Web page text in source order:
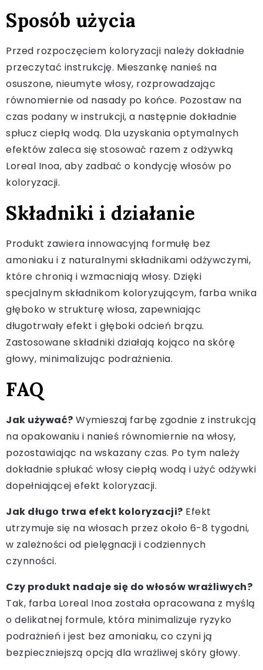
Sposób użycia
Przed rozpoczęciem koloryzacji należy dokładnie
przeczytać instrukcję. Mieszankę nanieś na
osuszone, nieumyte włosy, rozprowadzając
równomiernie od nasady po końce. Pozostaw na
czas podany w instrukcji, a następnie dokładnie
spłucz ciepłą wodą. Dla uzyskania optymalnych
efektów zaleca się stosować razem z odżywką
Loreal Inoa, aby zadbać o kondycję włosów po
koloryzacji.
Składniki i działanie
Produkt zawiera innowacyjną formułę bez
amoniaku i z naturalnymi składnikami odżywczymi,
które chronią i wzmacniają włosy. Dzięki
specjalnym składnikom koloryzującym, farba wnika
głęboko w strukturę włosa, zapewniając
długotrwały efekt i głęboki odcień brązu.
Zastosowane składniki działają kojąco na skórę
głowy, minimalizując podrażnienia.
FAQ
Jak używać? Wymieszaj farbę zgodnie z instrukcją
na opakowaniu i nanieś równomiernie na włosy,
pozostawiając na wskazany czas. Po tym należy
dokładnie spłukać włosy ciepłą wodą i użyć odżywki
dopełniającej efekt koloryzacji.
Jak długo trwa efekt koloryzacji? Efekt
utrzymuje się na włosach przez około 6-8 tygodni,
w zależności od pielęgnacji i codziennych
czynności.
Czy produkt nadaje się do włosów wrażliwych?
Tak, farba Loreal Inoa została opracowana z myślą
o delikatnej formule, która minimalizuje ryzyko
podrażnień i jest bez amoniaku, co czyni ją
bezpieczniejszą opcją dla wrażliwej skóry głowy.